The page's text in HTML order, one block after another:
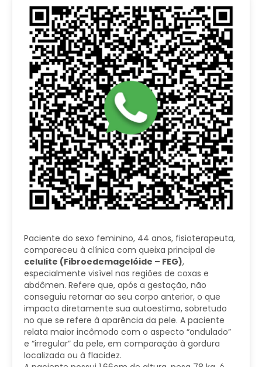
Paciente do sexo feminino, 44 anos, fisioterapeuta,
compareceu à clínica com queixa principal de
celulite (Fibroedemagelóide – FEG),
especialmente visível nas regiões de coxas e
abdômen. Refere que, após a gestação, não
conseguiu retornar ao seu corpo anterior, o que
impacta diretamente sua autoestima, sobretudo
no que se refere à aparência da pele. A paciente
relata maior incômodo com o aspecto “ondulado”
e “irregular” da pele, em comparação à gordura
localizada ou à flacidez.